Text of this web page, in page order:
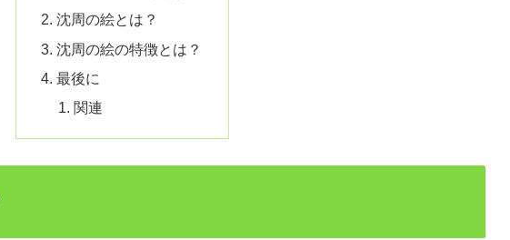
沈周の絵とは？
沈周の絵の特徴とは？
最後に
関連